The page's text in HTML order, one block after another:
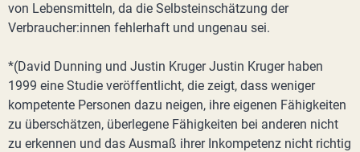
von Lebensmitteln, da die Selbsteinschätzung der
Verbraucher:innen fehlerhaft und ungenau sei.
*(David Dunning und Justin Kruger Justin Kruger haben
1999 eine Studie veröffentlicht, die zeigt, dass weniger
kompetente Personen dazu neigen, ihre eigenen Fähigkeiten
zu überschätzen, überlegene Fähigkeiten bei anderen nicht
zu erkennen und das Ausmaß ihrer Inkompetenz nicht richtig